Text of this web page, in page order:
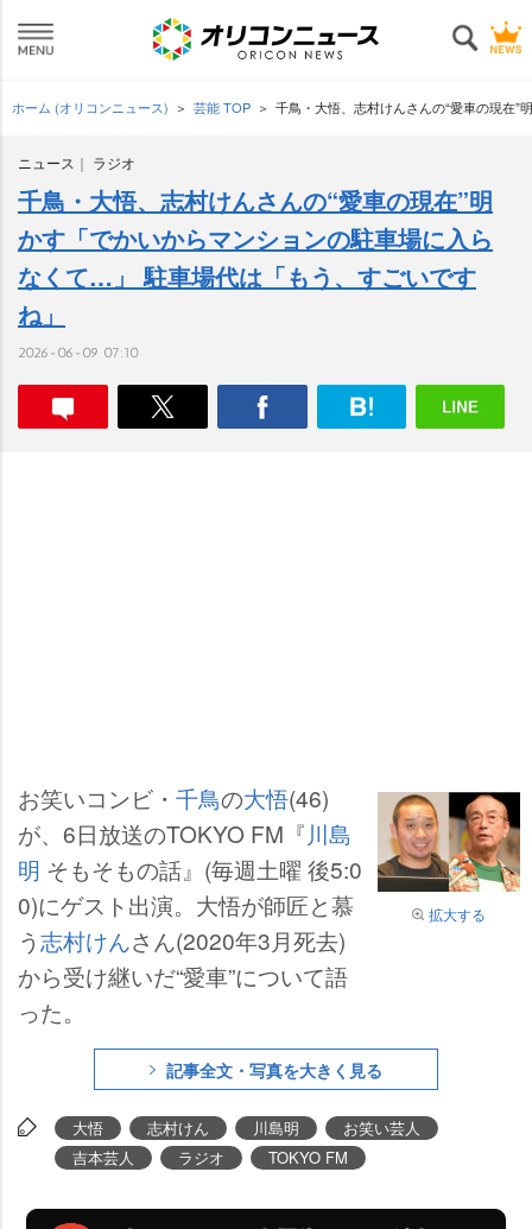
ホーム (オリコンニュース) 芸能 TOP 千鳥・大悟、志村けんさんの“愛車の現在
ニュース ラジオ
千鳥・大悟、志村けんさんの“愛車の現在”明
かす「でかいからマンションの駐車場に入ら
なくて…」 駐車場代は「もう、すごいです
ね」
2026-06-09 07:10
拡大する
お笑いコンビ・ 千鳥の大悟(46)
が、6日放送のTOKYO FM『川島
明 そもそもの話』(毎週土曜 後5:0
0)にゲスト出演。大悟が師匠と慕
う志村けんさん(2020年3月死去)
から受け継いだ“愛車”について語
った。
記事全文・写真を大きく見る
大悟 志村けん 川島明
お笑い芸人
吉本芸人
ラジオ TOKYO FM